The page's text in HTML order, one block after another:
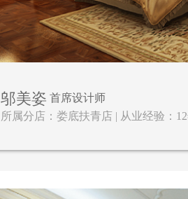
邬美姿 首席设计师
所属分店：娄底扶青店 | 从业经验：